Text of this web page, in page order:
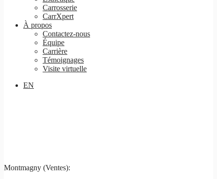
Carrosserie
CarrXpert
À propos
Contactez-nous
Équipe
Carrière
Témoignages
Visite virtuelle
EN
Montmagny (Ventes):